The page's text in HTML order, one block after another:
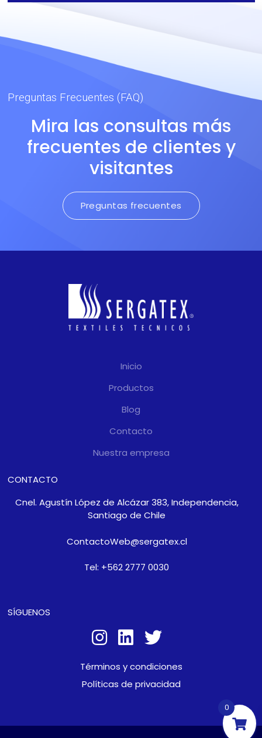
buen formato 3x60m.
Preguntas Frecuentes (FAQ)
Mira las consultas más
frecuentes de clientes y
visitantes
Preguntas frecuentes
Inicio
Productos
Blog
Contacto
Nuestra empresa
CONTACTO
Cnel. Agustín López de Alcázar 383, Independencia,
Santiago de Chile
ContactoWeb@sergatex.cl
Tel: +562 2777 0030
SÍGUENOS
Términos y condiciones
Políticas de privacidad
0